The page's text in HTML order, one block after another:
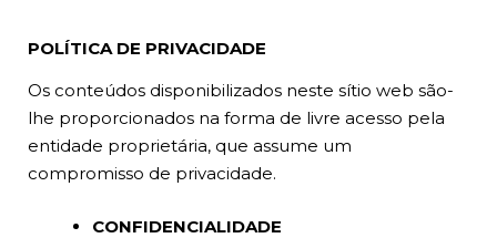
POLÍTICA DE PRIVACIDADE
Os conteúdos disponibilizados neste sítio web são-
lhe proporcionados na forma de livre acesso pela
entidade proprietária, que assume um
compromisso de privacidade.
CONFIDENCIALIDADE